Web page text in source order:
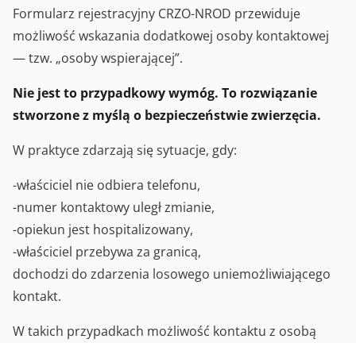
Formularz rejestracyjny CRZO-NROD przewiduje
możliwość wskazania dodatkowej osoby kontaktowej
— tzw. „osoby wspierającej”.
Nie jest to przypadkowy wymóg. To rozwiązanie
stworzone z myślą o bezpieczeństwie zwierzęcia.
W praktyce zdarzają się sytuacje, gdy:
-właściciel nie odbiera telefonu,
-numer kontaktowy uległ zmianie,
-opiekun jest hospitalizowany,
-właściciel przebywa za granicą,
dochodzi do zdarzenia losowego uniemożliwiającego
kontakt.
W takich przypadkach możliwość kontaktu z osobą